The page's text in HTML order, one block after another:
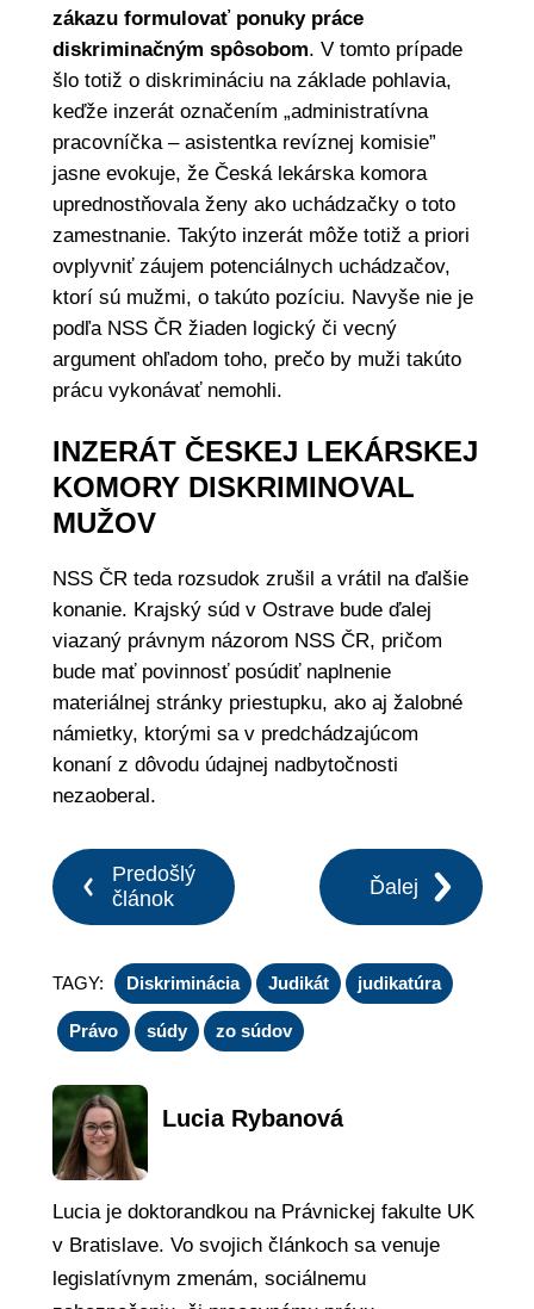
zákazu formulovať ponuky práce
diskriminačným spôsobom. V tomto prípade
šlo totiž o diskrimináciu na základe pohlavia,
keďže inzerát označením „administratívna
pracovníčka – asistentka revíznej komisie”
jasne evokuje, že Česká lekárska komora
uprednostňovala ženy ako uchádzačky o toto
zamestnanie. Takýto inzerát môže totiž a priori
ovplyvniť záujem potenciálnych uchádzačov,
ktorí sú mužmi, o takúto pozíciu. Navyše nie je
podľa NSS ČR žiaden logický či vecný
argument ohľadom toho, prečo by muži takúto
prácu vykonávať nemohli.
INZERÁT ČESKEJ LEKÁRSKEJ
KOMORY DISKRIMINOVAL
MUŽOV
NSS ČR teda rozsudok zrušil a vrátil na ďalšie
konanie. Krajský súd v Ostrave bude ďalej
viazaný právnym názorom NSS ČR, pričom
bude mať povinnosť posúdiť naplnenie
materiálnej stránky priestupku, ako aj žalobné
námietky, ktorými sa v predchádzajúcom
konaní z dôvodu údajnej nadbytočnosti
nezaoberal.
Predošlý
článok
Ďalej
TAGY: Diskriminácia Judikát judikatúra
Právo súdy zo súdov
Lucia Rybanová
Lucia je doktorandkou na Právnickej fakulte UK
v Bratislave. Vo svojich článkoch sa venuje
legislatívnym zmenám, sociálnemu